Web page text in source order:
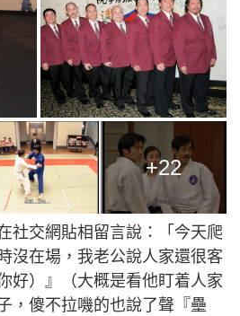
+22
社交網貼相留言說：「今天爬
沒在場，我老公說人家還很客
好）』（大概是看他盯着人家
，傻不拉嘰的也說了聲『壘